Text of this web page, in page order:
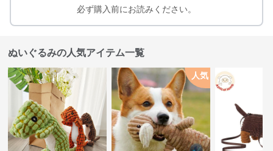
必ず購入前にお読みください。
ぬいぐるみの人気アイテム一覧
人気